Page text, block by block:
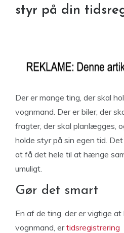
styr på din
Der er mange ting, der skal
vognmand. Der er biler, der
fragter, der skal planlægges,
holde styr på sin egen tid.
at få det hele til at hænge
umuligt.
Gør det smart
En af de ting, der er vigtige
vognmand, ertidsregistrering